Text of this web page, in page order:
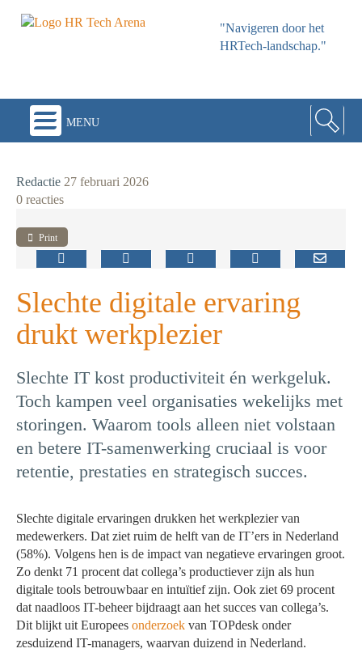
"Navigeren door het
HRTech-landschap."
menu
Redactie 27 februari 2026
0 reacties
Print
Slechte digitale ervaring
drukt werkplezier
Slechte IT kost productiviteit én werkgeluk.
Toch kampen veel organisaties wekelijks met
storingen. Waarom tools alleen niet volstaan
en betere IT-samenwerking cruciaal is voor
retentie, prestaties en strategisch succes.
Slechte digitale ervaringen drukken het werkplezier van
medewerkers. Dat ziet ruim de helft van de IT’ers in Nederland
(58%). Volgens hen is de impact van negatieve ervaringen groot.
Zo denkt 71 procent dat collega’s productiever zijn als hun
digitale tools betrouwbaar en intuïtief zijn. Ook ziet 69 procent
dat naadloos IT-beheer bijdraagt aan het succes van collega’s.
Dit blijkt uit Europees onderzoek van TOPdesk onder
zesduizend IT-managers, waarvan duizend in Nederland.